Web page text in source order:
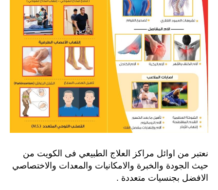
نعتبر من اوائل مراكز العلاج الطبيعي فى الكويت من
حيث الجودة والخبرة والامكانيات والمعدات والاختصاصي
الافضل بجنسيات متعددة .